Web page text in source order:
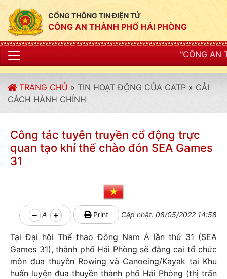
CỔNG THÔNG TIN ĐIỆN TỬ
CÔNG AN THÀNH PHỐ HẢI PHÒNG
"CÔNG AN THÀNH PHỐ HẢI
TRANG CHỦ » TIN HOẠT ĐỘNG CỦA CATP » CẢI
CÁCH HÀNH CHÍNH
Công tác tuyên truyền cổ động trực
quan tạo khí thế chào đón SEA Games
31
A Print Cập nhật: 08/05/2022 14:58
Tại Đại hội Thể thao Đông Nam Á lần thứ 31 (SEA
Games 31), thành phố Hải Phòng sẽ đăng cai tổ chức
môn đua thuyền Rowing và Canoeing/Kayak tại Khu
huấn luyện đua thuyền thành phố Hải Phòng (thị trấn